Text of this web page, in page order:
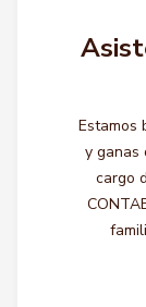
Estamos
y ganas
cargo